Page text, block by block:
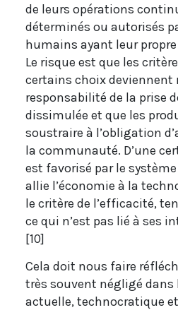
de leurs opérations
déterminés ou autorisés
humains ayant leur
Le risque est que les
certains choix deviennent
responsabilité de la prise
dissimulée et que les
soustraire à l’obligation
la communauté. D’une
est favorisé par le
allie l’économie à la
le critère de l’efficacité,
ce qui n’est pas lié à ses
[10]
Cela doit nous faire
très souvent négligé
actuelle, technocratique